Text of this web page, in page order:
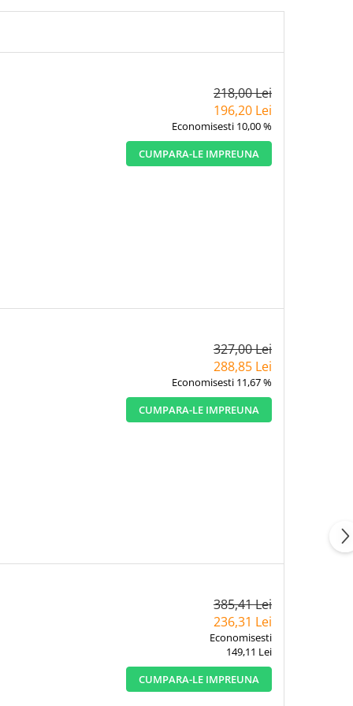
218,00 Lei
196,20 Lei
Economisesti 10,00 %
CUMPARA-LE IMPREUNA
327,00 Lei
288,85 Lei
Economisesti 11,67 %
CUMPARA-LE IMPREUNA
385,41 Lei
236,31 Lei
Economisesti
149,11 Lei
CUMPARA-LE IMPREUNA